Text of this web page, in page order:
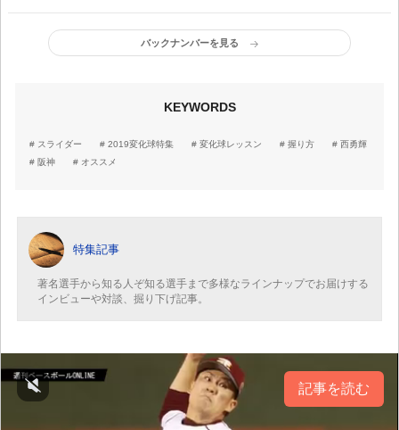
バックナンバーを見る
KEYWORDS
スライダー 2019変化球特集 変化球レッスン 握り方
西勇輝
阪神
オススメ
特集記事
著名選手から知る人ぞ知る選手まで多様なラインナップでお届けする
インビューや対談、掘り下げ記事。
記事を読む